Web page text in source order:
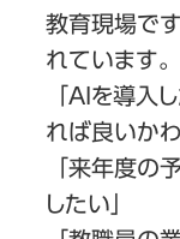
教育現場で
れています。
「AIを導入
れば良いか
「来年度の
したい」